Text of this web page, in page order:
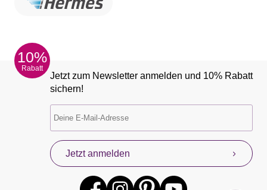
10%
Rabatt
Jetzt zum Newsletter anmelden und 10% Rabatt
sichern!
Jetzt anmelden